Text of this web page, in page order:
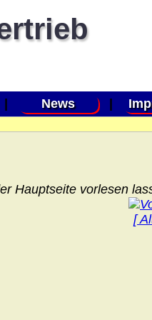
News
Hauptseite vorlesen
[